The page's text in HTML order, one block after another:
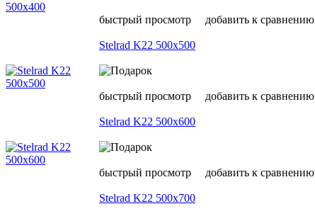
быстрый просмотр
добавить к сравнению
Stelrad K22 500х500
быстрый просмотр
добавить к сравнению
Stelrad K22 500х600
быстрый просмотр
добавить к сравнению
Stelrad K22 500х700